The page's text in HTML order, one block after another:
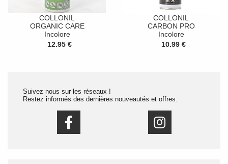
COLLONIL
ORGANIC CARE
Incolore
12.95 €
COLLONIL
CARBON PRO
Incolore
10.99 €
Suivez nous sur les réseaux !
Restez informés des dernières nouveautés et offres.